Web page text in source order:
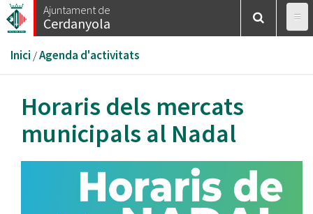
Vés
al
Ajuntament de
Cerdanyola
Esteu
aquí
Inici /Agenda d'activitats
Horaris dels mercats
municipals al Nadal